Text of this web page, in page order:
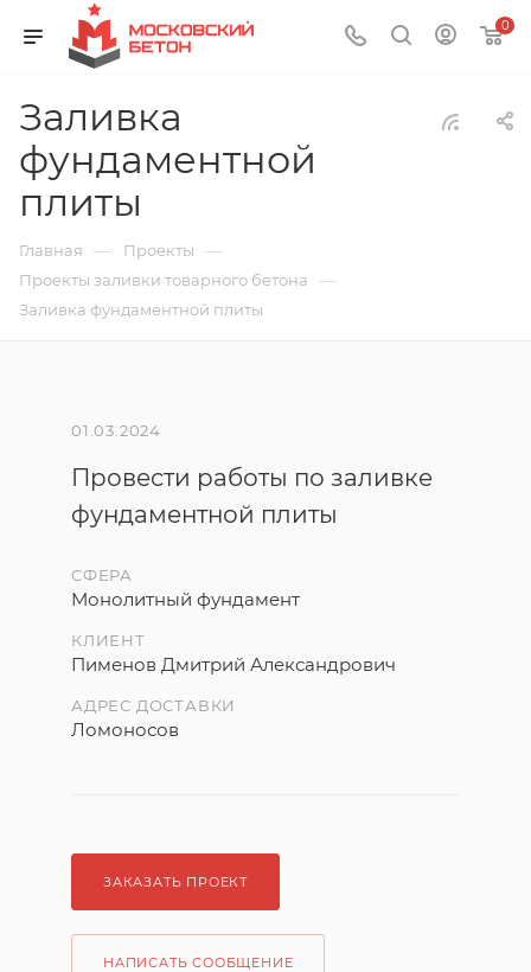
0
Заливка
фундаментной
плиты
Главная — Проекты —
Проекты заливки товарного бетона —
Заливка фундаментной плиты
01.03.2024
Провести работы по заливке
фундаментной плиты
СФЕРА
Монолитный фундамент
КЛИЕНТ
Пименов Дмитрий Александрович
АДРЕС ДОСТАВКИ
Ломоносов
ЗАКАЗАТЬ ПРОЕКТ
НАПИСАТЬ СООБЩЕНИЕ